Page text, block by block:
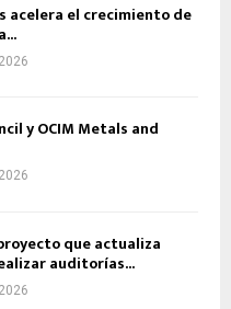
acelera el crecimiento de
y OCIM Metals and
que actualiza
auditorías...